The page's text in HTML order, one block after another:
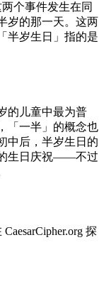
个事件发生在同
岁的那一天。这两
半岁生日」指的是
的儿童中最为普
「一半」的概念也
中后，半岁生日的
生日庆祝——不过
探